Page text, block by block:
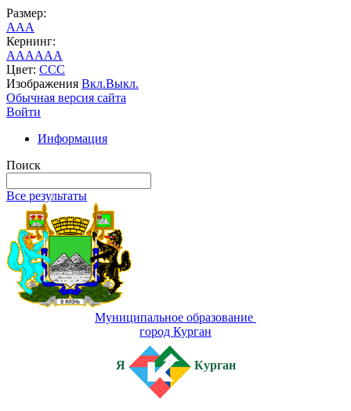
Размер:
AAA
Кернинг:
AAAAAA
Цвет: CCC
Изображения Вкл.Выкл.
Обычная версия сайта
Войти
Информация
Поиск
Все результаты
Муниципальное образование
город Курган
Я Курган